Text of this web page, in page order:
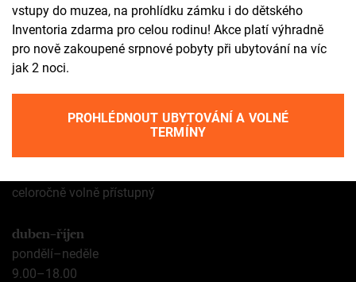
fb
ig
yt
ta
Otevírací doba
celoročně volně přístupný
duben–říjen
pondělí–neděle
9.00–18.00
vstupy do muzea, na prohlídku zámku i do dětského
Inventoria zdarma pro celou rodinu! Akce platí výhradně
pro nově zakoupené srpnové pobyty při ubytování na víc
jak 2 noci.
PROHLÉDNOUT UBYTOVÁNÍ A VOLNÉ
TERMÍNY